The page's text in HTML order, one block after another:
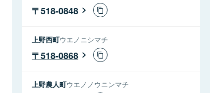
518-0848
上野西町ウエノニシマチ
518-0868
上野農人町ウエノノウニンマチ